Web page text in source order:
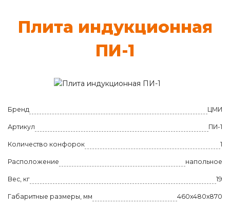
Пли­та ин­дукци­он­ная
ПИ-1
Бренд ЦМИ
Артикул ПИ-1
Количество конфорок 1
Расположение напольное
Вес, кг 19
Габаритные размеры, мм 460х480х870